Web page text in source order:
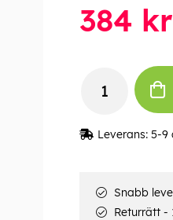
384 kr
Leverans: 5-9
Snabb
Returrätt -